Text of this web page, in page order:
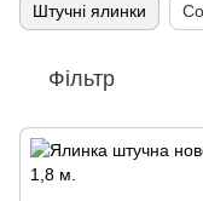
Штучні ялинки
Фільтр